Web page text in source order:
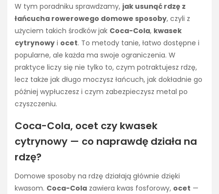
W tym poradniku sprawdzamy, jak usunąć rdzę z
łańcucha rowerowego domowe sposoby, czyli z
użyciem takich środków jak Coca-Cola, kwasek
cytrynowy i ocet. To metody tanie, łatwo dostępne i
popularne, ale każda ma swoje ograniczenia. W
praktyce liczy się nie tylko to, czym potraktujesz rdzę,
lecz także jak długo moczysz łańcuch, jak dokładnie go
później wypłuczesz i czym zabezpieczysz metal po
czyszczeniu.
Coca-Cola, ocet czy kwasek
cytrynowy — co naprawdę działa na
rdzę?
Domowe sposoby na rdzę działają głównie dzięki
kwasom. Coca-Cola zawiera kwas fosforowy, ocet —